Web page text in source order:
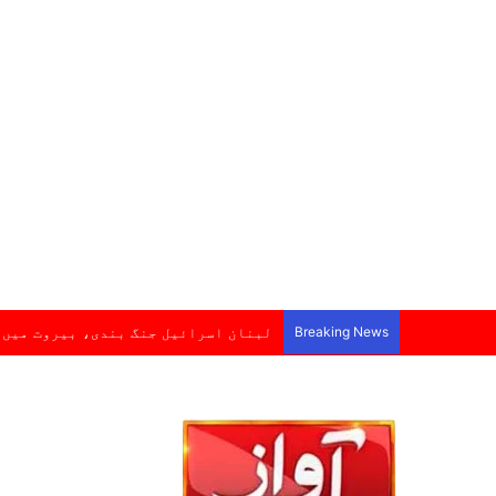
Breaking News لبنان اسرائیل جنگ بندی، بیروت